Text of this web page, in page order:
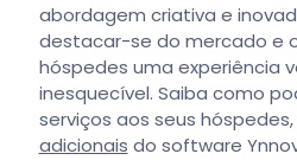
abordagem criativa e
destacar-se do mercado e
hóspedes uma experiência
inesquecível. Saiba como
serviços aos seus
adicionais do software